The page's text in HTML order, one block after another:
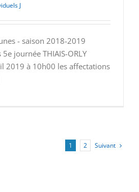
J
- saison 2018-2019
journée THIAIS-ORLY
2019 à 10h00 les affectations
1 2 Suivant